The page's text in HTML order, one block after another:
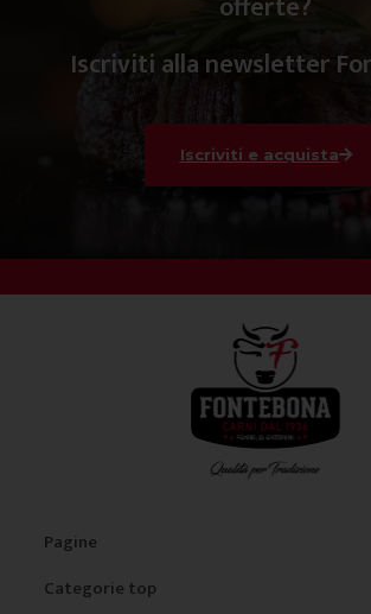
Iscriviti alla newsletter
Iscriviti e acquista
Pagine
Categorie top